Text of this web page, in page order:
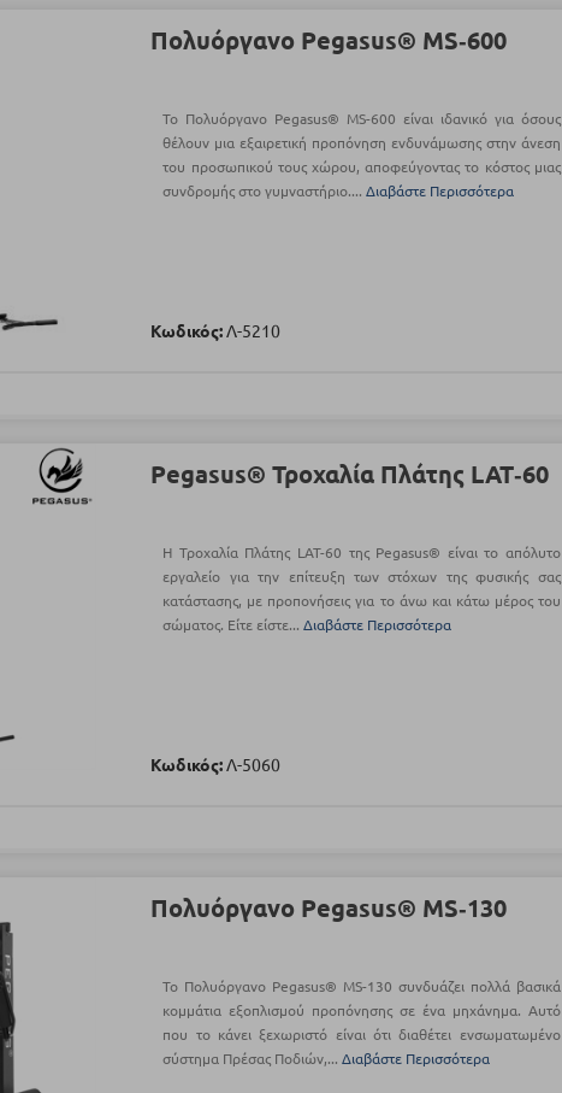
Πολυόργανο Pegasus® MS‑600
Το Πολυόργανο Pegasus® MS-600 είναι ιδανικό για όσους
θέλουν μια εξαιρετική προπόνηση ενδυνάμωσης στην άνεση
του προσωπικού τους χώρου, αποφεύγοντας το κόστος μιας
συνδρομής στο γυμναστήριο....Διαβάστε Περισσότερα
Κωδικός:Λ-5210
Pegasus® Τροχαλία Πλάτης LAT‑60
Η Τροχαλία Πλάτης LAT-60 της Pegasus® είναι το απόλυτο
εργαλείο για την επίτευξη των στόχων της φυσικής σας
κατάστασης, με προπονήσεις για το άνω και κάτω μέρος του
σώματος. Είτε είστε...Διαβάστε Περισσότερα
Κωδικός:Λ-5060
Πολυόργανο Pegasus® MS‑130
Το Πολυόργανο Pegasus® MS-130 συνδυάζει πολλά βασικά
κομμάτια εξοπλισμού προπόνησης σε ένα μηχάνημα. Αυτό
που το κάνει ξεχωριστό είναι ότι διαθέτει ενσωματωμένο
σύστημα Πρέσας Ποδιών,...Διαβάστε Περισσότερα